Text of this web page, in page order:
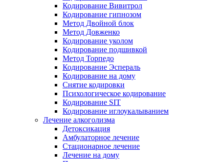
Кодирование Вивитрол
Кодирование гипнозом
Метод Двойной блок
Метод Довженко
Кодирование уколом
Кодирование подшивкой
Метод Торпедо
Кодирование Эспераль
Кодирование на дому
Снятие кодировки
Психологическое кодирование
Кодирование SIT
Кодирование иглоукалыванием
Лечение алкоголизма
Детоксикация
Амбулаторное лечение
Стационарное лечение
Лечение на дому